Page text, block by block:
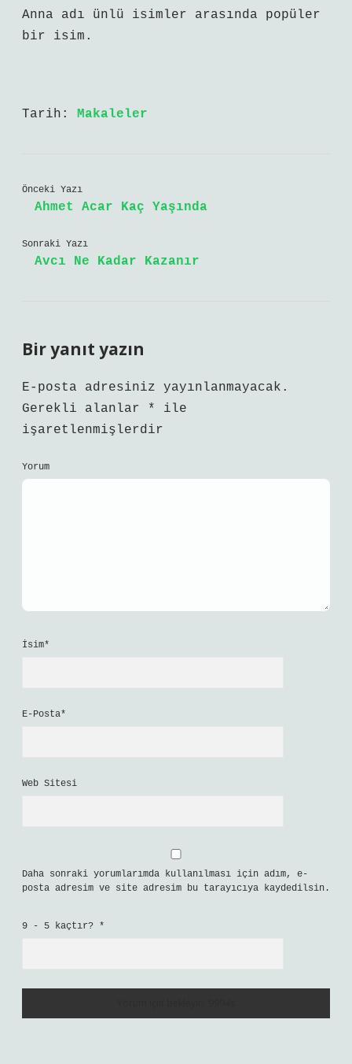
Anna adı ünlü isimler arasında popüler
bir isim.
Tarih: Makaleler
Önceki Yazı
Ahmet Acar Kaç Yaşında
Sonraki Yazı
Avcı Ne Kadar Kazanır
Bir yanıt yazın
E-posta adresiniz yayınlanmayacak.
Gerekli alanlar
*
ile
işaretlenmişlerdir
Yorum
İsim*
E-Posta*
Web Sitesi
Daha sonraki yorumlarımda kullanılması için adım, e-
posta adresim ve site adresim bu tarayıcıya kaydedilsin.
9 - 5 kaçtır? *